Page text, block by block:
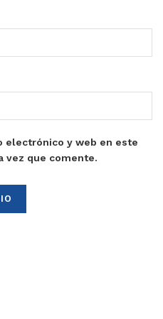
electrónico y web en este
vez que comente.